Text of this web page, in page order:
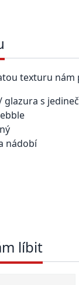
texturu nám
glazura s
nádobí
líbit